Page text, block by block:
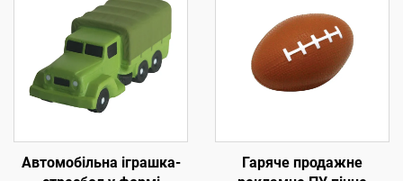
швидкої допомоги
Автомобільна іграшка-
Гаряче продажне